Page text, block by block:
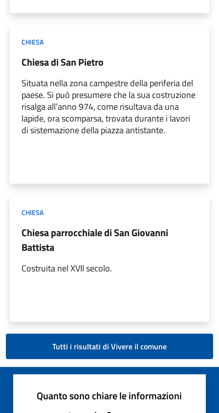
CHIESA
Chiesa di San Pietro
Situata nella zona campestre della periferia del
paese. Si può presumere che la sua costruzione
risalga all’anno 974, come risultava da una
lapide, ora scomparsa, trovata durante i lavori
di sistemazione della piazza antistante.
CHIESA
Chiesa parrocchiale di San Giovanni
Battista
Costruita nel XVII secolo.
Tutti i risultati di Vivere il comune
Quanto sono chiare le informazioni